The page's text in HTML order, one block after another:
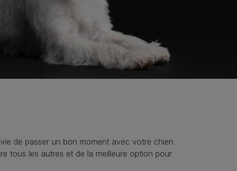
de passer un bon moment avec votre chien
tous les autres et de la meilleure option pour